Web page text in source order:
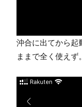
沖合に出てから
ままで全く使えず。